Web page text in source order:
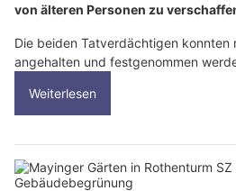
von älteren Personen zu
Die beiden Tatverdächtigen konnten
angehalten und festgenommen
Weiterlesen